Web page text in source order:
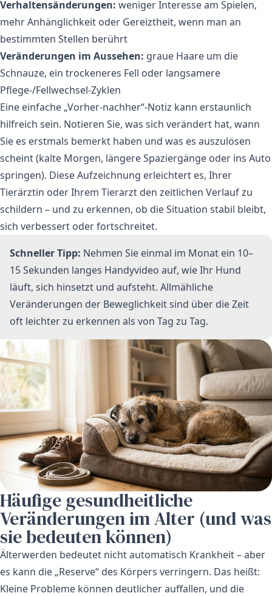
Verhaltensänderungen: weniger Interesse am Spielen,
mehr Anhänglichkeit oder Gereiztheit, wenn man an
bestimmten Stellen berührt
Veränderungen im Aussehen: graue Haare um die
Schnauze, ein trockeneres Fell oder langsamere
Pflege-/Fellwechsel-Zyklen
Eine einfache „Vorher-nachher“-Notiz kann erstaunlich
hilfreich sein. Notieren Sie, was sich verändert hat, wann
Sie es erstmals bemerkt haben und was es auszulösen
scheint (kalte Morgen, längere Spaziergänge oder ins Auto
springen). Diese Aufzeichnung erleichtert es, Ihrer
Tierärztin oder Ihrem Tierarzt den zeitlichen Verlauf zu
schildern – und zu erkennen, ob die Situation stabil bleibt,
sich verbessert oder fortschreitet.
Schneller Tipp: Nehmen Sie einmal im Monat ein 10–
15 Sekunden langes Handyvideo auf, wie Ihr Hund
läuft, sich hinsetzt und aufsteht. Allmähliche
Veränderungen der Beweglichkeit sind über die Zeit
oft leichter zu erkennen als von Tag zu Tag.
Häufige gesundheitliche
Veränderungen im Alter (und was
sie bedeuten können)
Älterwerden bedeutet nicht automatisch Krankheit – aber
es kann die „Reserve“ des Körpers verringern. Das heißt:
Kleine Probleme können deutlicher auffallen, und die